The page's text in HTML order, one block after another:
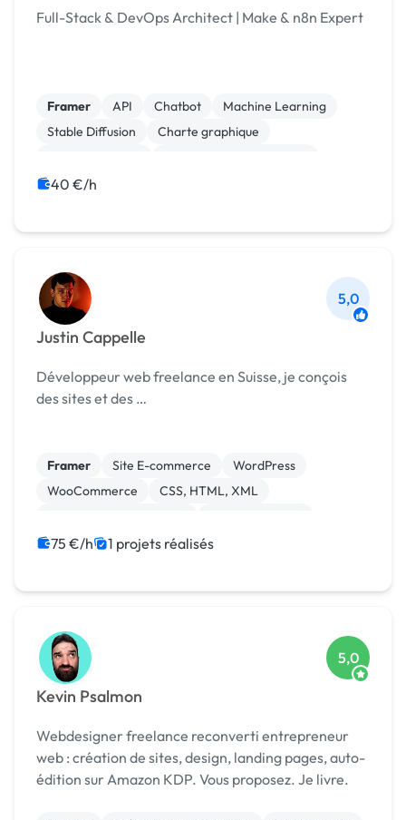
Full-Stack & DevOps Architect | Make & n8n Expert
Framer API Chatbot
Machine Learning
Stable Diffusion
Charte graphique
Emailing
40 €/h
Justin Cappelle
5,0
Développeur web freelance en Suisse, je conçois
des sites et des …
Framer Site E-commerce
WordPress
WooCommerce
CSS, HTML, XML
Site clé en main
Webflow
75 €/h 1 projets réalisés
Kevin Psalmon
5,0
Webdesigner freelance reconverti entrepreneur
web : création de sites, design, landing pages, auto-
édition sur Amazon KDP. Vous proposez. Je livre.